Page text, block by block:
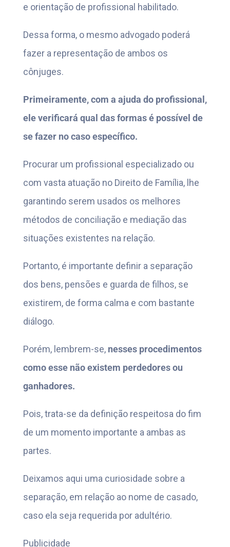
e orientação de profissional habilitado.
Dessa forma, o mesmo advogado poderá
fazer a representação de ambos os
cônjuges.
Primeiramente, com a ajuda do profissional,
ele verificará qual das formas é possível de
se fazer no caso específico.
Procurar um profissional especializado ou
com vasta atuação no Direito de Família, lhe
garantindo serem usados os melhores
métodos de conciliação e mediação das
situações existentes na relação.
Portanto, é importante definir a separação
dos bens, pensões e guarda de filhos, se
existirem, de forma calma e com bastante
diálogo.
Porém, lembrem-se, nesses procedimentos
como esse não existem perdedores ou
ganhadores.
Pois, trata-se da definição respeitosa do fim
de um momento importante a ambas as
partes.
Deixamos aqui uma curiosidade sobre a
separação, em relação ao nome de casado,
caso ela seja requerida por adultério.
Publicidade